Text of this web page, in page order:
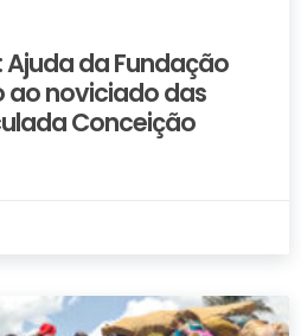
Ajuda da Fundação
ao noviciado das
Conceição